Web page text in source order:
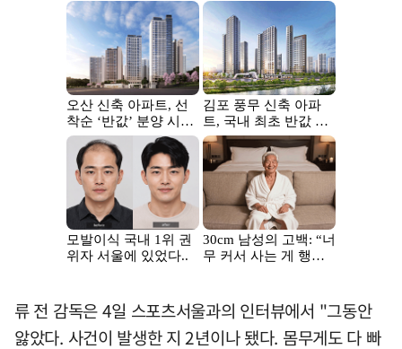
류 전 감독은 4일 스포츠서울과의 인터뷰에서 "그동안
앓았다. 사건이 발생한 지 2년이나 됐다. 몸무게도 다 빠